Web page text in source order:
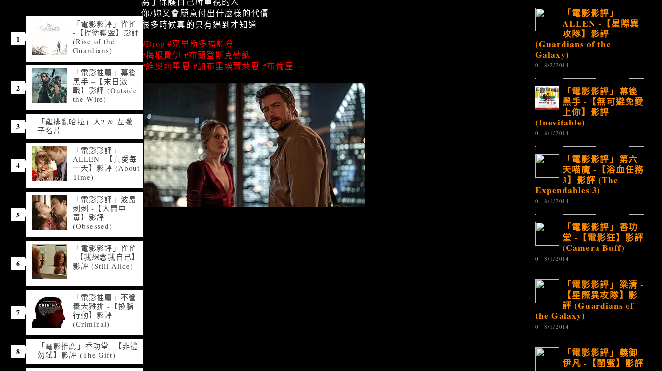
你/妳又會願意付出什麼樣的代價
很多時候真的只有遇到才知道
#Drop #克里斯多福藍登
#梅根費伊 #布蘭登斯克勒納
#維奧莉畢恩 #加布里埃爾萊恩 #布倫屋
「電影影評」雀雀
-【捍衛聯盟】影評
(Rise of the
Guardians)
「電影推薦」幕後
黑手 –【末日激
戰】影評 (Outside
the Wire)
「雞排亂哈拉」人2 & 左撇
子名片
「電影影評」
ALLEN -【真愛每
一天】影評 (About
Time)
「電影影評」波昂
刺刺 -【人間中
毒】影評
(Obsessed)
「電影影評」雀雀
-【我想念我自己】
影評 (Still Alice)
「電影推薦」不營
養大雞排 -【換腦
行動】影評
(Criminal)
「電影推薦」香功堂 -【非禮
勿弒】影評 (The Gift)
「電影影評」
ALLEN -【星際異
攻隊】影評
(Guardians of the
Galaxy)
0 8/2/2014
「電影影評」幕後
黑手 -【無可避免愛
上你】影評
(Inevitable)
0 8/1/2014
「電影影評」第六
天喵魔 -【浴血任務
3】影評 (The
Expendables 3)
0 8/1/2014
「電影影評」香功
堂 -【電影狂】影評
(Camera Buff)
0 8/1/2014
「電影影評」梁清 -
【星際異攻隊】影
評 (Guardians of
the Galaxy)
0 8/1/2014
「電影影評」義御
伊凡 -【閨蜜】影評